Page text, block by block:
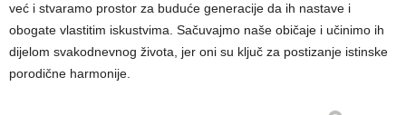
već i stvaramo prostor za buduće generacije da ih nastave i
obogate vlastitim iskustvima. Sačuvajmo naše običaje i učinimo ih
dijelom svakodnevnog života, jer oni su ključ za postizanje istinske
porodične harmonije.